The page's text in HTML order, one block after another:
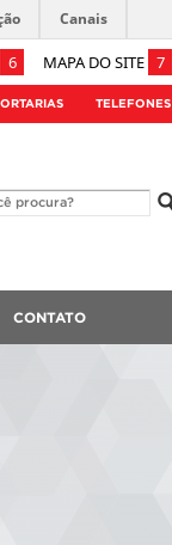
6 MAPA DO SITE 7
Canais
TELEFONES
CONTATO